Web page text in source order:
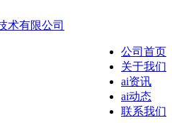
公司首页
关于我们
ai资讯
ai动态
联系我们